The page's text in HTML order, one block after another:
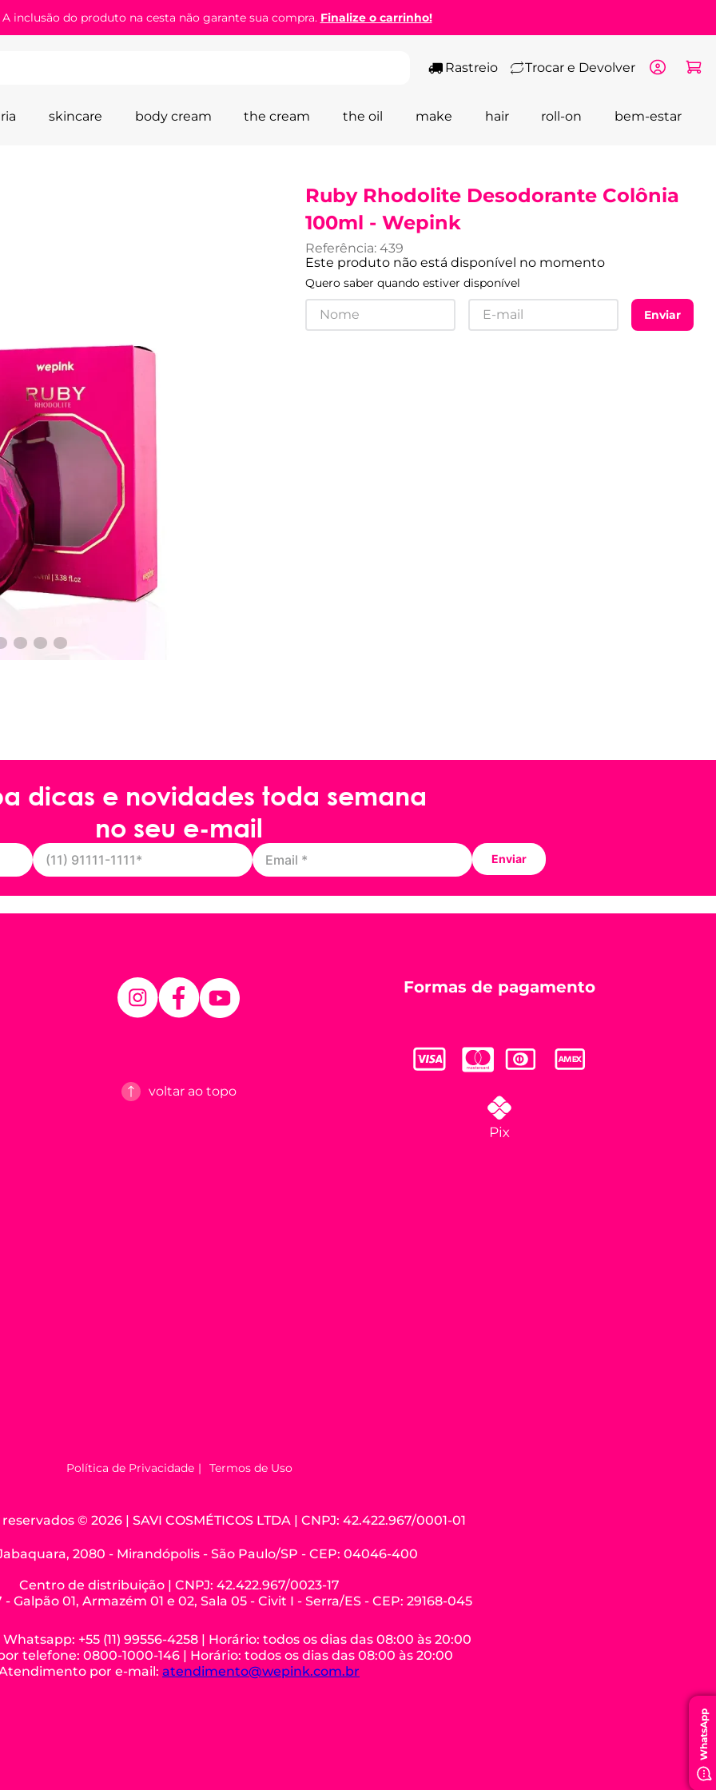
inclusão do produto na cesta não garante sua compra. Finalize o carrinho!
Rastreio Trocar e Devolver
skincare body cream the cream the oil make hair roll-on bem-estar
Ruby Rhodolite Desodorante Colônia
100ml - Wepink
Referência: 439
Este produto não está disponível no momento
Quero saber quando estiver disponível
Enviar
dicas e novidades toda semana
no seu e-mail
Enviar
voltar ao topo
Formas de pagamento
Política de Privacidade Termos de Uso
© 2026 | SAVI COSMÉTICOS LTDA | CNPJ: 42.422.967/0001-01
2080 - Mirandópolis - São Paulo/SP - CEP: 04046-400
Centro de distribuição | CNPJ: 42.422.967/0023-17
Galpão 01, Armazém 01 e 02, Sala 05 - Civit I - Serra/ES - CEP: 29168-045
+55 (11) 99556-4258 | Horário: todos os dias das 08:00 às 20:00
telefone: 0800-1000-146 | Horário: todos os dias das 08:00 às 20:00
por e-mail: atendimento@wepink.com.br
WhatsApp